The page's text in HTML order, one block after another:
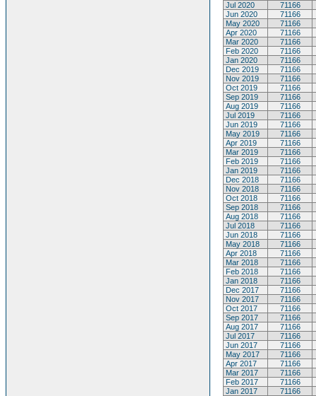
Jul 2020
71166
Jun 2020
71166
May 2020
71166
Apr 2020
71166
Mar 2020
71166
Feb 2020
71166
Jan 2020
71166
Dec 2019
71166
Nov 2019
71166
Oct 2019
71166
Sep 2019
71166
Aug 2019
71166
Jul 2019
71166
Jun 2019
71166
May 2019
71166
Apr 2019
71166
Mar 2019
71166
Feb 2019
71166
Jan 2019
71166
Dec 2018
71166
Nov 2018
71166
Oct 2018
71166
Sep 2018
71166
Aug 2018
71166
Jul 2018
71166
Jun 2018
71166
May 2018
71166
Apr 2018
71166
Mar 2018
71166
Feb 2018
71166
Jan 2018
71166
Dec 2017
71166
Nov 2017
71166
Oct 2017
71166
Sep 2017
71166
Aug 2017
71166
Jul 2017
71166
Jun 2017
71166
May 2017
71166
Apr 2017
71166
Mar 2017
71166
Feb 2017
71166
Jan 2017
71166